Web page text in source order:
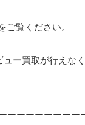
ご覧ください。
ー買取が行えな
ーーーーーーーー